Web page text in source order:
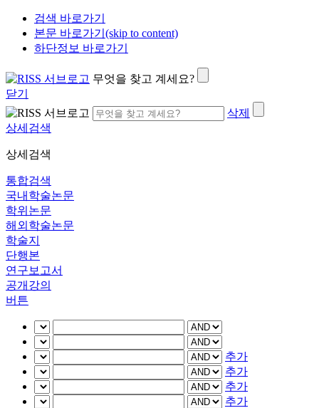
검색 바로가기
본문 바로가기(skip to content)
하단정보 바로가기
무엇을 찾고 계세요?
닫기
삭제
상세검색
상세검색
통합검색
국내학술논문
학위논문
해외학술논문
학술지
단행본
연구보고서
공개강의
버튼
추가
추가
추가
추가